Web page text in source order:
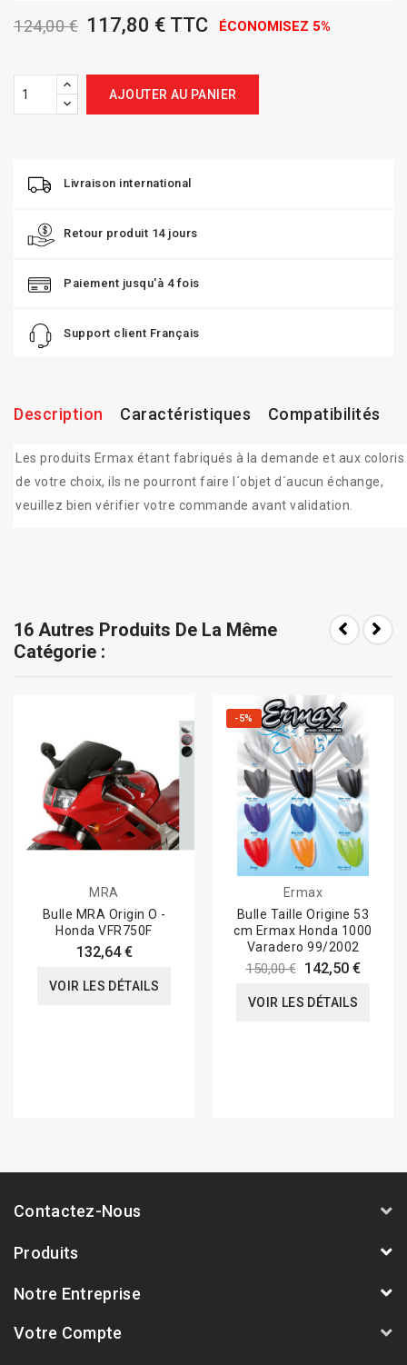
124,00 € 117,80 € TTC ÉCONOMISEZ 5%
AJOUTER AU PANIER
Livraison international
Retour produit 14 jours
Paiement jusqu'à 4 fois
Support client Français
Description Caractéristiques Compatibilités
Les produits Ermax étant fabriqués à la demande et aux coloris
de votre choix, ils ne pourront faire l´objet d´aucun échange,
veuillez bien vérifier votre commande avant validation.
16 Autres Produits De La Même
Catégorie :
MRA
Bulle MRA Origin O -
Honda VFR750F
132,64 €
VOIR LES DÉTAILS
-5%
Ermax
Bulle Taille Origine 53
cm Ermax Honda 1000
Varadero 99/2002
150,00 € 142,50 €
VOIR LES DÉTAILS
Contactez-Nous
Produits
Notre Entreprise
Votre Compte